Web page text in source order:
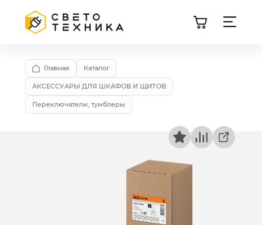
Главная Каталог
АКСЕССУАРЫ ДЛЯ ШКАФОВ И ЩИТОВ
Переключатели, тумблеры